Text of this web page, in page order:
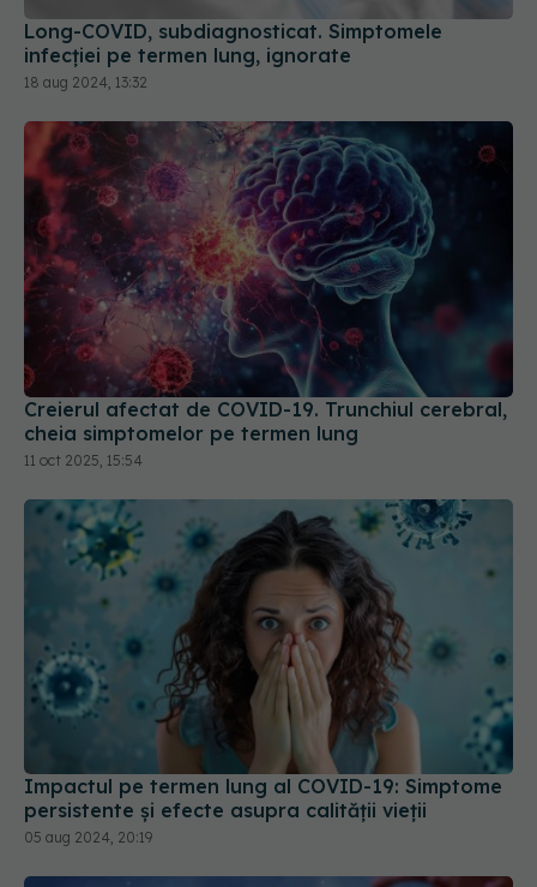
Long-COVID, subdiagnosticat. Simptomele
infecției pe termen lung, ignorate
18 aug 2024, 13:32
Creierul afectat de COVID-19. Trunchiul cerebral,
cheia simptomelor pe termen lung
11 oct 2025, 15:54
Impactul pe termen lung al COVID-19: Simptome
persistente și efecte asupra calității vieții
05 aug 2024, 20:19